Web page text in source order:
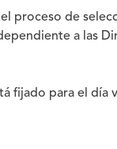
proceso de
a las
fijado para el día